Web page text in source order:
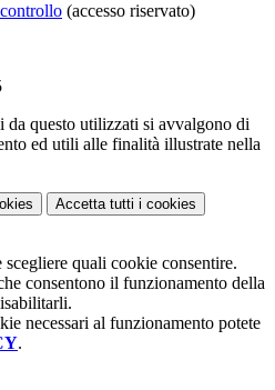
(accesso riservato)
da questo utilizzati si avvalgono di
ed utili alle finalità illustrate nella
Accetta tutti i cookies
scegliere quali cookie consentire.
consentono il funzionamento della
necessari al funzionamento potete
.